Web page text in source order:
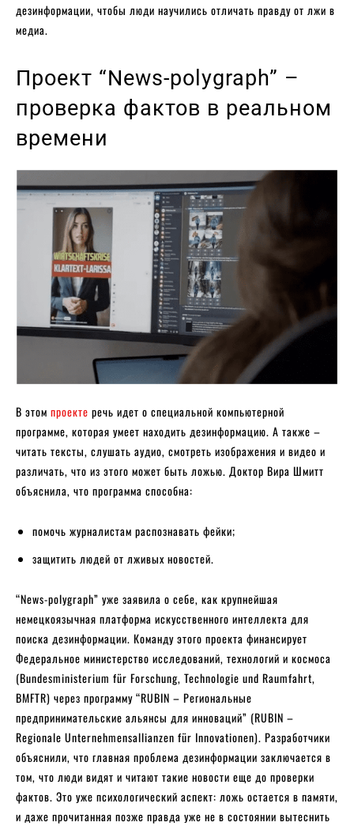
дезинформации, чтобы люди научились отличать правду от лжи в
медиа.
Проект “News-polygraph” –
проверка фактов в реальном
времени
В этом проекте речь идет о специальной компьютерной
программе, которая умеет находить дезинформацию. А также –
читать тексты, слушать аудио, смотреть изображения и видео и
различать, что из этого может быть ложью. Доктор Вира Шмитт
объяснила, что программа способна:
помочь журналистам распознавать фейки;
защитить людей от лживых новостей.
“News-polygraph” уже заявила о себе, как крупнейшая
немецкоязычная платформа искусственного интеллекта для
поиска дезинформации. Команду этого проекта финансирует
Федеральное министерство исследований, технологий и космоса
(Bundesministerium für Forschung, Technologie und Raumfahrt,
BMFTR) через программу “RUBIN – Региональные
предпринимательские альянсы для инноваций” (RUBIN –
Regionale Unternehmensallianzen für Innovationen). Разработчики
объяснили, что главная проблема дезинформации заключается в
том, что люди видят и читают такие новости еще до проверки
фактов. Это уже психологический аспект: ложь остается в памяти,
и даже прочитанная позже правда уже не в состоянии вытеснить